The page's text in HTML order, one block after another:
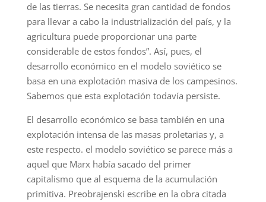
de las tierras. Se necesita gran cantidad de fondos
para llevar a cabo la industrialización del país, y la
agricultura puede proporcionar una parte
considerable de estos fondos”. Así, pues, el
desarrollo económico en el modelo soviético se
basa en una explotación masiva de los campesinos.
Sabemos que esta explotación todavía persiste.
El desarrollo económico se basa también en una
explotación intensa de las masas proletarias y, a
este respecto. el modelo soviético se parece más a
aquel que Marx había sacado del primer
capitalismo que al esquema de la acumulación
primitiva. Preobrajenski escribe en la obra citada